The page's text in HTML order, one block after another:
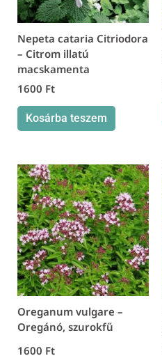
Nepeta cataria Citriodora
– Citrom illatú
macskamenta
1600 Ft
Kosárba teszem
Oreganum vulgare –
Oregánó, szurokfű
1600 Ft